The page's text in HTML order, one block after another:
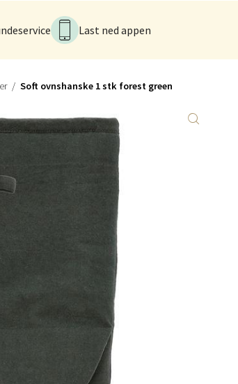
Last ned appen
Soft ovnshanske 1 stk forest green
6, 2821 Gjøvik
10-21
Senter, 3048 Drammen
10-21
og Sandnes - Herbarium
gate 6, 4005 Stavanger
10-20
- Horisont